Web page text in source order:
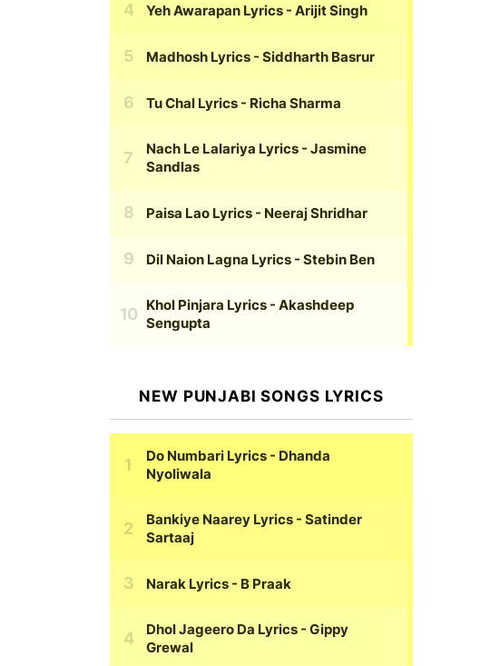
Yeh Awarapan Lyrics - Arijit Singh
Madhosh Lyrics - Siddharth Basrur
Tu Chal Lyrics - Richa Sharma
Nach Le Lalariya Lyrics - Jasmine
Sandlas
Paisa Lao Lyrics - Neeraj Shridhar
Dil Naion Lagna Lyrics - Stebin Ben
Khol Pinjara Lyrics - Akashdeep
Sengupta
NEW PUNJABI SONGS LYRICS
Do Numbari Lyrics - Dhanda
Nyoliwala
Bankiye Naarey Lyrics - Satinder
Sartaaj
Narak Lyrics - B Praak
Dhol Jageero Da Lyrics - Gippy
Grewal